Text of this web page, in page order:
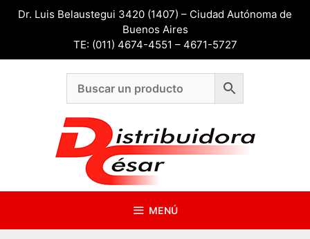
SaltarDr. Luis Belaustegui 3420 (1407) – Ciudad Autónoma de
Buenos Aires
TE: (011) 4674-4551 – 4671-5727
MENÚ